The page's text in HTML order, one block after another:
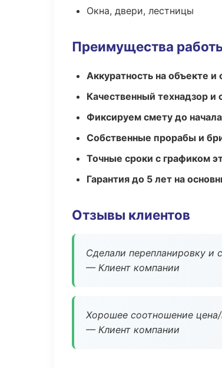
Окна, двери, лестницы
Преимущества
Аккуратность на объекте и
Качественный технадзор
Фиксируем смету до
Собственные прорабы и
Точные сроки с графиком
Гарантия до 5 лет на
Отзывы клиентов
Сделали перепланировку и
— Клиент компании
Хорошее соотношение
— Клиент компании